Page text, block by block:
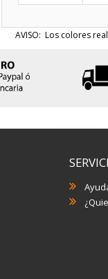
AVISO: Los colores